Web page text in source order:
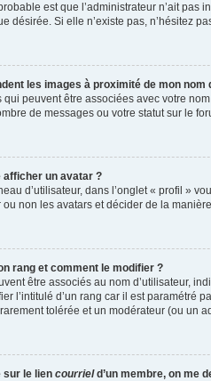
est que l’administrateur n’ait
désirée. Si elle n’existe pas, n’hésitez
les images à proximité de mon nom
qui peuvent être associées avec votre
de messages ou votre statut sur le
afficher un avatar ?
d’utilisateur, dans l’onglet « profil »
ou non les avatars et décider de la
rang et comment le modifier ?
être associés au nom d’utilisateur,
l’intitulé d’un rang car il est paramétré
tolérée et un modérateur (ou un
sur le lien courrield’un membre, on me